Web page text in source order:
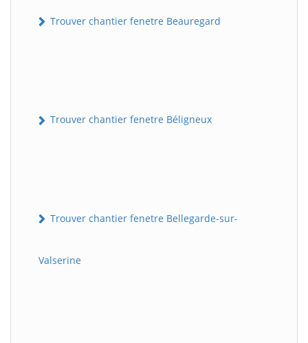
Trouver chantier fenetre Beauregard
Trouver chantier fenetre Béligneux
Trouver chantier fenetre Bellegarde-sur-
Valserine